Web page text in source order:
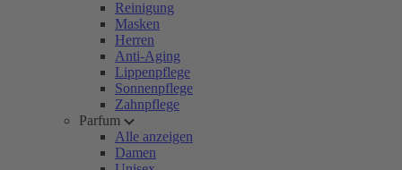
Reinigung
Masken
Herren
Anti-Aging
Lippenpflege
Sonnenpflege
Zahnpflege
Parfum
Alle anzeigen
Damen